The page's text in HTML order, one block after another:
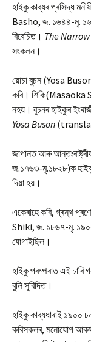
হাইকু কাব্যৰ প্ৰসিদ্ধ
Basho, জ. ১৬৪৪-মৃ.
বিবেচিত। The
সংকলন।
য়োচা বুচন (Yosa
কবি। শিকি(Masaoka
নহয়। বুচনৰ হাইকুৰ
Yosa Buson
জাপানত আৰু
জ.১৭৬৩-মৃ.১৮২৮)ক
দিয়া হয়।
একেৰাহে কবি, গ্ৰন্থ
Shiki, জ. ১৮৬৭-মৃ.
যোগাইছিল।
হাইকু পৰম্পৰাত এই
বুলি সুবিদিত।
হাইকু কাব্যধাৰাই ১৯০০
কবিসকলৰ, মনোযোগ